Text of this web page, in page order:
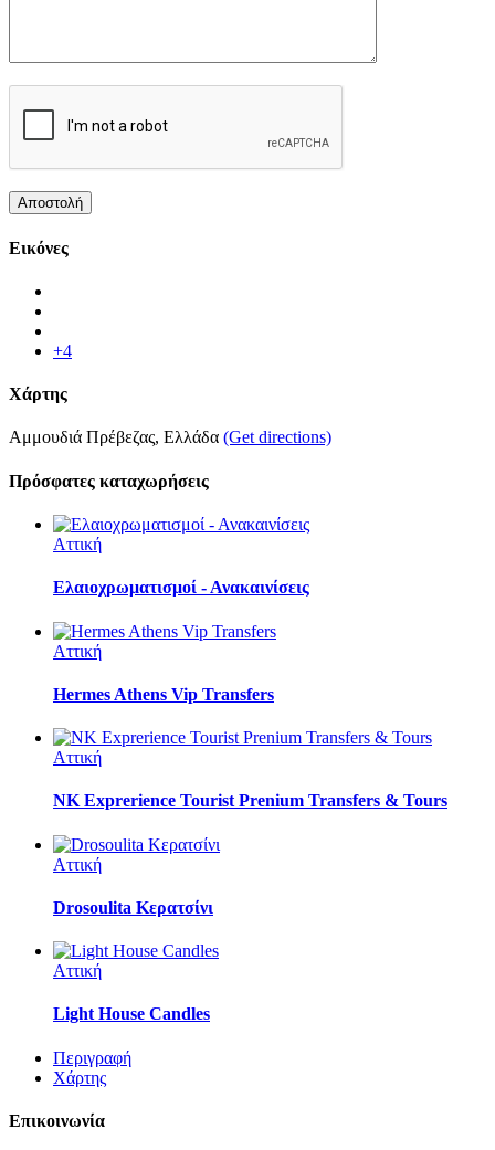
Εικόνες
+4
Χάρτης
Αμμουδιά Πρέβεζας, Ελλάδα (Get directions)
Πρόσφατες καταχωρήσεις
Αττική
Ελαιοχρωματισμοί - Ανακαινίσεις
Αττική
Hermes Athens Vip Transfers
Αττική
NK Exprerience Tourist Prenium Transfers & Tours
Αττική
Drosoulita Κερατσίνι
Αττική
Light House Candles
Περιγραφή
Χάρτης
Επικοινωνία